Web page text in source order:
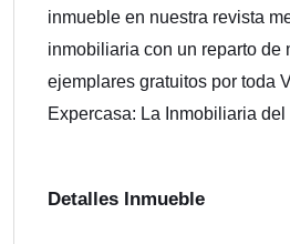
inmueble en nuestra revista
inmobiliaria con un reparto de
ejemplares gratuitos por toda
Expercasa: La Inmobiliaria del
Detalles Inmueble